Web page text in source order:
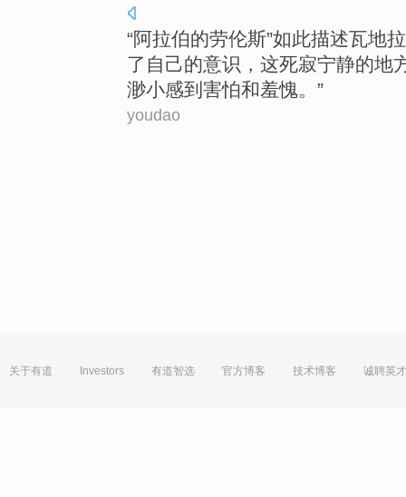
“阿拉伯的劳伦斯”如此描述瓦地
了 自己的意识， 这死寂宁静的地
渺小感到害怕和羞愧。”
youdao
关于有道 Investors 有道智选 官方博客 技术博客 诚聘英才